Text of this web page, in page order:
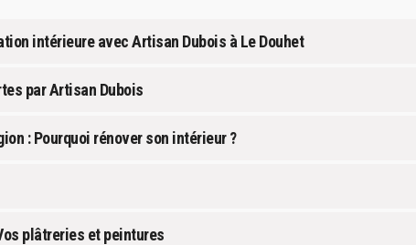
intérieure avec Artisan Dubois à Le Douhet
par Artisan Dubois
: Pourquoi rénover son intérieur ?
plâtreries et peintures